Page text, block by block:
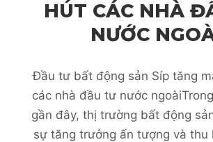
HÚT CÁC NHÀ
NƯỚC
Đầu tư bất động sản Síp tăng
các nhà đầu tư nước
gần đây, thị trường bất động
sự tăng trưởng ấn tượng và thu